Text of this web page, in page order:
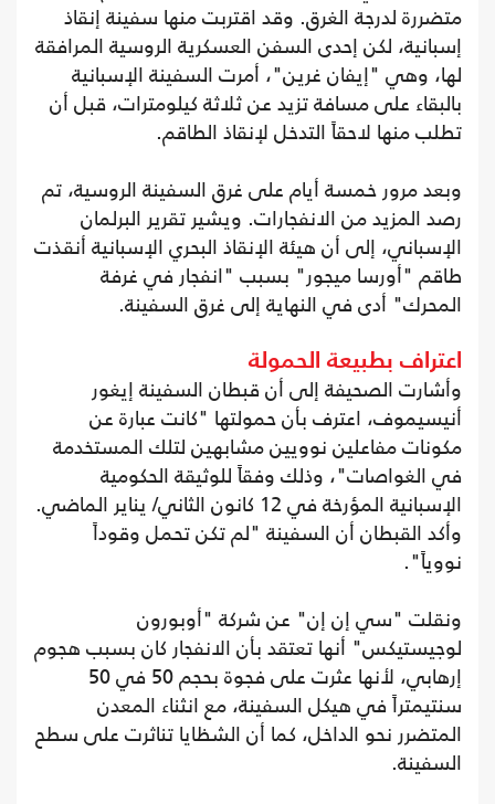
متضررة لدرجة الغرق. وقد اقتربت منها سفينة إنقاذ
إسبانية، لكن إحدى السفن العسكرية الروسية المرافقة
لها، وهي "إيفان غرين"، أمرت السفينة الإسبانية
بالبقاء على مسافة تزيد عن ثلاثة كيلومترات، قبل أن
تطلب منها لاحقاً التدخل لإنقاذ الطاقم.
وبعد مرور خمسة أيام على غرق السفينة الروسية، تم
رصد المزيد من الانفجارات. ويشير تقرير البرلمان
الإسباني، إلى أن هيئة الإنقاذ البحري الإسبانية أنقذت
طاقم "أورسا ميجور" بسبب "انفجار في غرفة
المحرك" أدى في النهاية إلى غرق السفينة.
اعتراف بطبيعة الحمولة
وأشارت الصحيفة إلى أن قبطان السفينة إيغور
أنيسيموف، اعترف بأن حمولتها "كانت عبارة عن
مكونات مفاعلين نوويين مشابهين لتلك المستخدمة
في الغواصات"، وذلك وفقاً للوثيقة الحكومية
الإسبانية المؤرخة في 12 كانون الثاني/ يناير الماضي.
وأكد القبطان أن السفينة "لم تكن تحمل وقوداً
نووياً".
ونقلت "سي إن إن" عن شركة "أوبورون
لوجيستيكس" أنها تعتقد بأن الانفجار كان بسبب هجوم
إرهابي، لأنها عثرت على فجوة بحجم 50 في 50
سنتيمتراً في هيكل السفينة، مع انثناء المعدن
المتضرر نحو الداخل، كما أن الشظايا تناثرت على سطح
السفينة.